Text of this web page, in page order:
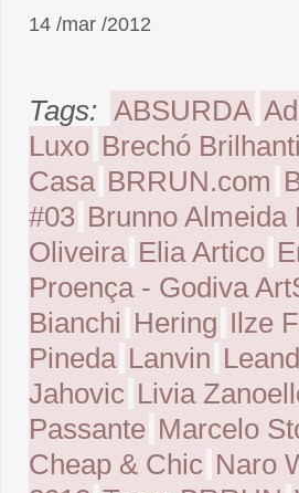
14 /mar /2012
Tags: ABSURDA
Luxo Brechó
Casa BRRUN.com
#03 Brunno Almeida
Oliveira Elia Artico
Proença - Godiva
Bianchi Hering Ilze
Pineda Lanvin
Jahovic Livia
Passante Marcelo
Cheap & Chic Naro